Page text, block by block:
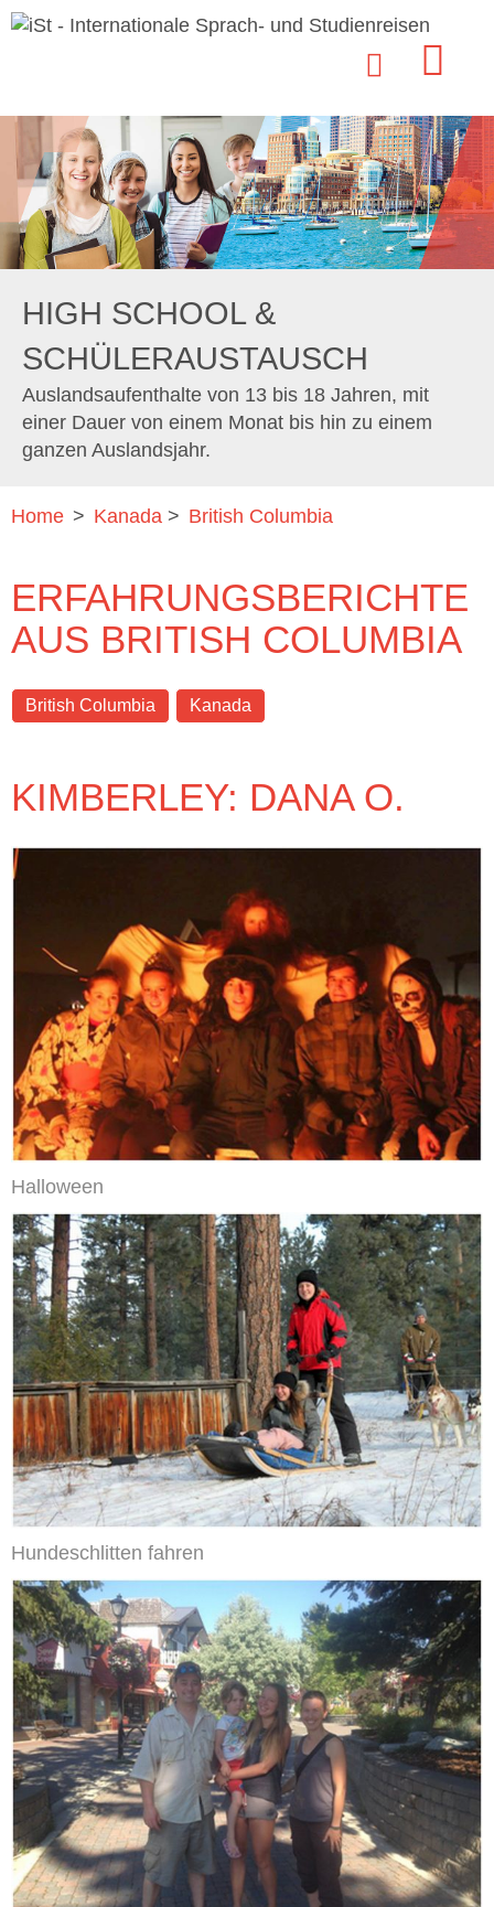
HIGH SCHOOL &
SCHÜLERAUSTAUSCH
Auslandsaufenthalte von 13 bis 18 Jahren, mit
einer Dauer von einem Monat bis hin zu einem
ganzen Auslandsjahr.
Home > Kanada > British Columbia
ERFAHRUNGSBERICHTE
AUS BRITISH COLUMBIA
British Columbia Kanada
KIMBERLEY: DANA O.
Halloween
Hundeschlitten fahren